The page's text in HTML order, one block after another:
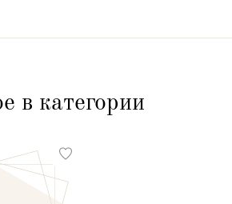
в категории